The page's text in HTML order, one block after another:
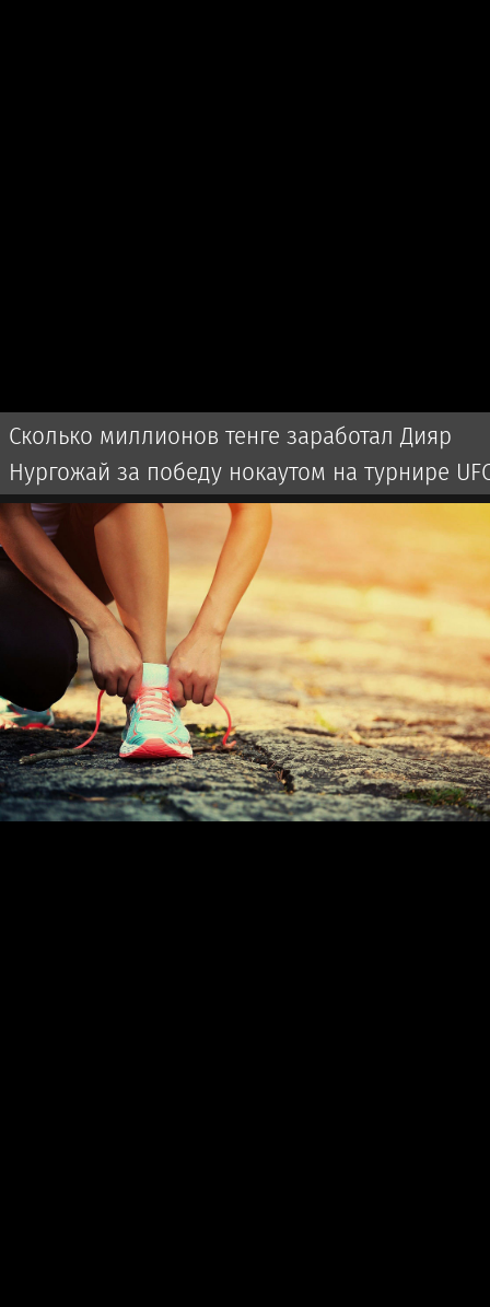
Сколько миллионов тенге заработал Дияр
Нургожай за победу нокаутом на турнире